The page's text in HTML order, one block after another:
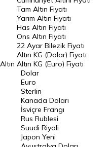
DÖVİZ
Döviz Kuru
Dolar Kuru
Euro Kuru
Pound Kuru
Frank Kuru
Riyal Kuru
Avustralya Doları
Altın
Tam Altın Fiyatı
Yarım Altın Fiyatı
Has Altın Fiyatı
Ons Altın Fiyatı
22 Ayar Bilezik Fiyatı
Altın KG (Dolar) Fiyatı
Altın KG (Euro) Fiyatı
Dolar
Euro
Sterlin
Kanada Doları
İsviçre Frangı
Rus Rublesi
Suudi Riyali
Japon Yeni